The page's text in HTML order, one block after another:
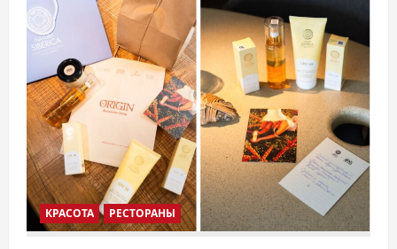
КРАСОТА РЕСТОРАНЫ